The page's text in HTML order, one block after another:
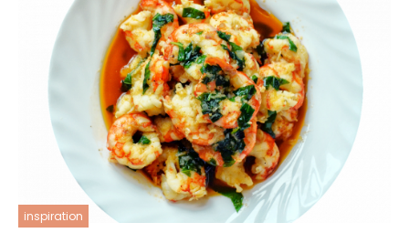
inspiration